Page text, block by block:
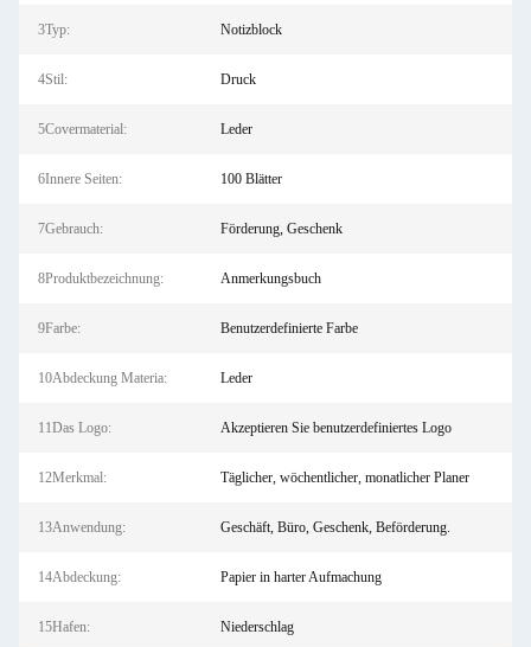
3Typ: Notizblock
4Stil: Druck
5Covermaterial: Leder
6Innere Seiten: 100 Blätter
7Gebrauch: Förderung, Geschenk
8Produktbezeichnung: Anmerkungsbuch
9Farbe: Benutzerdefinierte Farbe
10Abdeckung Materia: Leder
11Das Logo: Akzeptieren Sie benutzerdefiniertes Logo
12Merkmal: Täglicher, wöchentlicher, monatlicher Planer
13Anwendung: Geschäft, Büro, Geschenk, Beförderung.
14Abdeckung: Papier in harter Aufmachung
15Hafen: Niederschlag